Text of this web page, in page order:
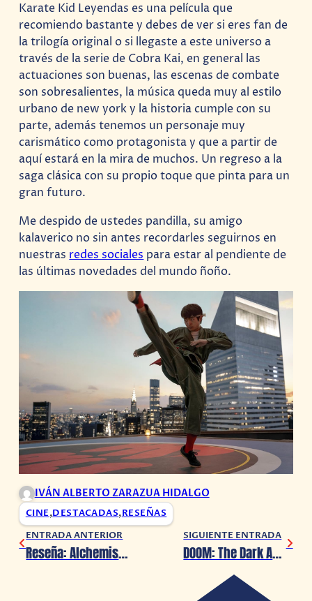
Karate Kid Leyendas es una película que
recomiendo bastante y debes de ver si eres fan de
la trilogía original o si llegaste a este universo a
través de la serie de Cobra Kai, en general las
actuaciones son buenas, las escenas de combate
son sobresalientes, la música queda muy al estilo
urbano de new york y la historia cumple con su
parte, además tenemos un personaje muy
carismático como protagonista y que a partir de
aquí estará en la mira de muchos. Un regreso a la
saga clásica con su propio toque que pinta para un
gran futuro.
Me despido de ustedes pandilla, su amigo
kalaverico no sin antes recordarles seguirnos en
nuestras redes sociales para estar al pendiente de
las últimas novedades del mundo ñoño.
IVÁN ALBERTO ZARAZUA HIDALGO
CINE,DESTACADAS,RESEÑAS
ENTRADA ANTERIOR
Reseña: Alchemist Shop Simulator (PC)
SIGUIENTE ENTRADA
DOOM: The Dark Ages presenta su tráiler de lanzamiento